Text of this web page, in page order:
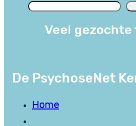
Veel
De PsychoseNet
Home